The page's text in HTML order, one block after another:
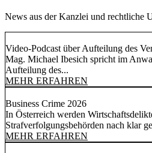
News aus der Kanzlei und rechtliche
Video-Podcast über Aufteilung des
Mag. Michael Ibesich spricht im
Aufteilung des...
MEHR ERFAHREN
Business Crime 2026
In Österreich werden
Strafverfolgungsbehörden nach klar
MEHR ERFAHREN